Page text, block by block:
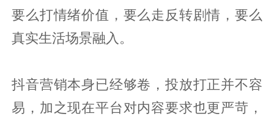
要么打情绪价值，要么走反转剧情，要么
真实生活场景融入。
抖音营销本身已经够卷，投放打正并不容
易，加之现在平台对内容要求也更严苛，